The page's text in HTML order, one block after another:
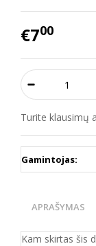
€700
Turite klausimų
Gamintojas:
APRAŠYMAS
Kam skirtas šis